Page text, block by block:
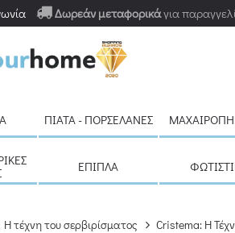
Δωρεάν μεταφορικάγια
ΠΙΆΤΑ - ΠΟΡΣΕΛΆΝΕΣ
ΈΠΙΠΛΑ
Η τέχνη του σερβιρίσματος Cristema: Η